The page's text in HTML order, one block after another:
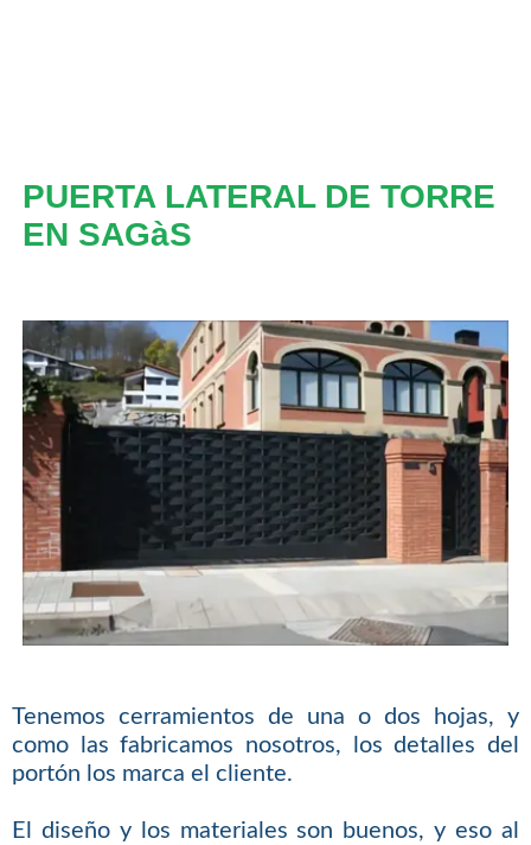
PUERTA LATERAL DE TORRE
EN SAGàS
Tenemos cerramientos de una o dos hojas, y
como las fabricamos nosotros, los detalles del
portón los marca el cliente.
El diseño y los materiales son buenos, y eso al